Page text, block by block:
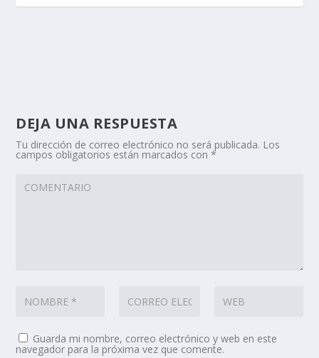
DEJA UNA RESPUESTA
Tu dirección de correo electrónico no será publicada. Los
campos obligatorios están marcados con*
Guarda mi nombre, correo electrónico y web en este
navegador para la próxima vez que comente.